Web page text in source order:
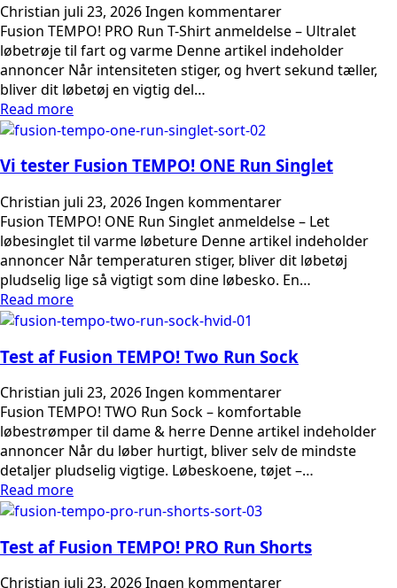
Christian juli 23, 2026Ingen kommentarer
Fusion TEMPO! PRO Run T-Shirt anmeldelse – Ultralet
løbetrøje til fart og varme Denne artikel indeholder
annoncer Når intensiteten stiger, og hvert sekund tæller,
bliver dit løbetøj en vigtig del…
Read more
Vi tester Fusion TEMPO! ONE Run Singlet
Christian juli 23, 2026Ingen kommentarer
Fusion TEMPO! ONE Run Singlet anmeldelse – Let
løbesinglet til varme løbeture Denne artikel indeholder
annoncer Når temperaturen stiger, bliver dit løbetøj
pludselig lige så vigtigt som dine løbesko. En…
Read more
Test af Fusion TEMPO! Two Run Sock
Christian juli 23, 2026Ingen kommentarer
Fusion TEMPO! TWO Run Sock – komfortable
løbestrømper til dame & herre Denne artikel indeholder
annoncer Når du løber hurtigt, bliver selv de mindste
detaljer pludselig vigtige. Løbeskoene, tøjet –…
Read more
Test af Fusion TEMPO! PRO Run Shorts
Christian juli 23, 2026Ingen kommentarer